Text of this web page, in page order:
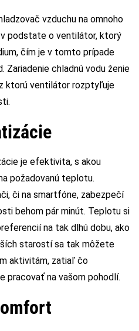
vzduchu na omnoho
podstate o ventilátor, ktorý
čím je v tomto prípade
Zariadenie chladnú vodu ženie
ktorú ventilátor rozptyľuje
je efektivita, s akou
požadovanú teplotu.
či na smartfóne, zabezpečí
behom pár minút. Teplotu si
na tak dlhú dobu, ako
starostí sa tak môžete
aktivitám, zatiaľ čo
pracovať na vašom pohodlí.